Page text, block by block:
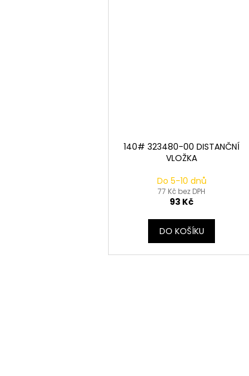
140# 323480-00 DISTANČNÍ
VLOŽKA
Do 5-10 dnů
77 Kč bez DPH
93 Kč
DO KOŠÍKU